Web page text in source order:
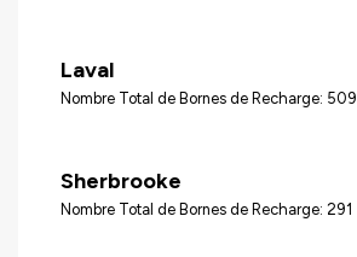
Laval
Nombre Total de Bornes de Recharge: 509
Sherbrooke
Nombre Total de Bornes de Recharge: 291